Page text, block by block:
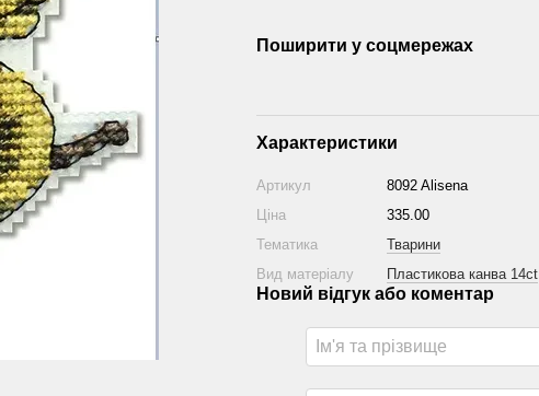
Поширити у соцмережах
Характеристики
Артикул
8092 Alisena
Ціна
335.00
Тематика
Тварини
Вид матеріалу
Пластикова канва 14ct
Новий відгук або коментар